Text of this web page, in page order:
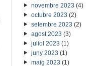
novembre 2023 (4)
octubre 2023 (2)
setembre 2023 (2)
agost 2023 (3)
juliol 2023 (1)
juny 2023 (1)
maig 2023 (1)